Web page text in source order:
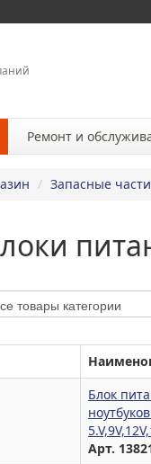
Ремонт и
/ Запасные части
Блок
Арт.